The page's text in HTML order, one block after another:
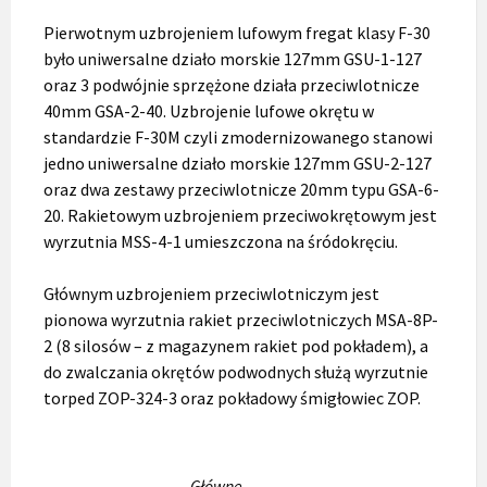
Pierwotnym uzbrojeniem lufowym fregat klasy F-30
było uniwersalne działo morskie 127mm GSU-1-127
oraz 3 podwójnie sprzężone działa przeciwlotnicze
40mm GSA-2-40. Uzbrojenie lufowe okrętu w
standardzie F-30M czyli zmodernizowanego stanowi
jedno uniwersalne działo morskie 127mm GSU-2-127
oraz dwa zestawy przeciwlotnicze 20mm typu GSA-6-
20. Rakietowym uzbrojeniem przeciwokrętowym jest
wyrzutnia MSS-4-1 umieszczona na śródokręciu.
Głównym uzbrojeniem przeciwlotniczym jest
pionowa wyrzutnia rakiet przeciwlotniczych MSA-8P-
2 (8 silosów – z magazynem rakiet pod pokładem), a
do zwalczania okrętów podwodnych służą wyrzutnie
torped ZOP-324-3 oraz pokładowy śmigłowiec ZOP.